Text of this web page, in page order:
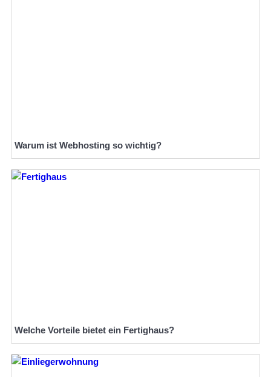
Warum ist Webhosting so wichtig?
Welche Vorteile bietet ein Fertighaus?